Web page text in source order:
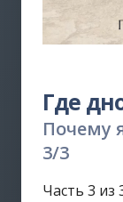
Где
Почему
3/3
Часть 3 из